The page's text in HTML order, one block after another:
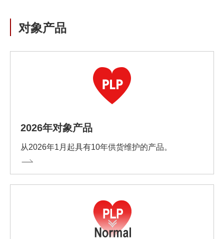
对象产品
2026年对象产品
从2026年1月起具有10年供货维护的产品。